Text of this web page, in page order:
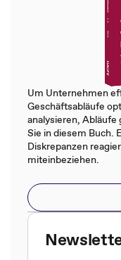
Um Unternehmen
Geschäftsabläufe
analysieren,
Sie in diesem Buch.
Diskrepanzen
miteinbeziehen.